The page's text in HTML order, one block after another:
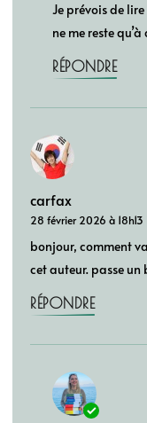
Je prévois de
ne me reste
RÉPONDRE
carfax
28 février 2026 à 18h13
bonjour, comment
cet auteur. passe un
RÉPONDRE